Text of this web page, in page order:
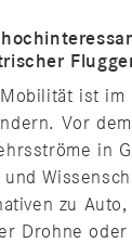
ist im
Vor
in
zu Auto,
Drohne oder